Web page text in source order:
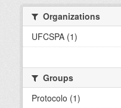
Organizations
UFCSPA (1)
Groups
Protocolo (1)